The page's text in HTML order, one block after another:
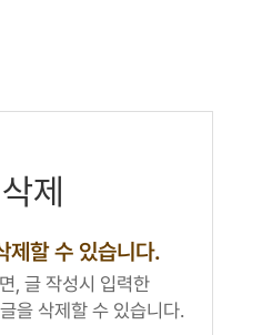
제
제할 수 있습니다.
, 글 작성시 입력한
을 삭제할 수 있습니다.